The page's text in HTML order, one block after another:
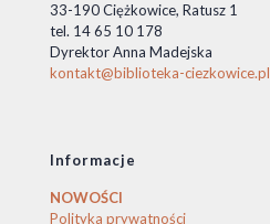
33-190 Ciężkowice, Ratusz 1
tel. 14 65 10 178
Dyrektor Anna Madejska
kontakt@biblioteka-ciezkowice.pl
Informacje
NOWOŚCI
Polityka prywatności